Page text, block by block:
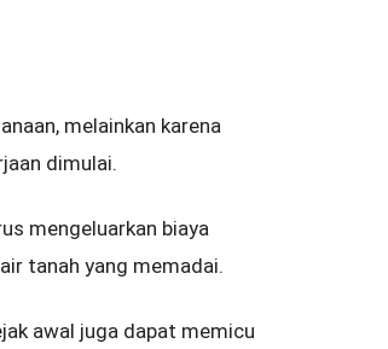
melainkan karena
dimulai.
mengeluarkan biaya
tanah yang memadai.
awal juga dapat memicu